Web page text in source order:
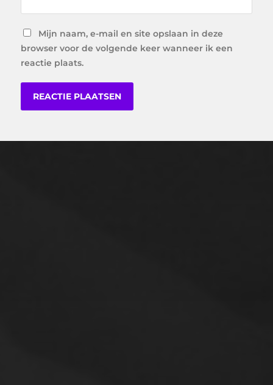
Mijn naam, e-mail en site opslaan in deze
browser voor de volgende keer wanneer ik een
reactie plaats.